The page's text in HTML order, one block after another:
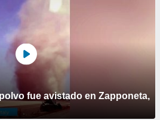
fue avistado en Zapponeta,